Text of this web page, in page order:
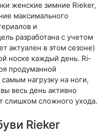
женские зимние Rieker,
максимального
и
разработана с учетом
актуален в этом сезоне)
носке каждый день. Ri­
продуманной
нагрузку на ноги,
весь день активно
слишком сложного ухода.
Rieker